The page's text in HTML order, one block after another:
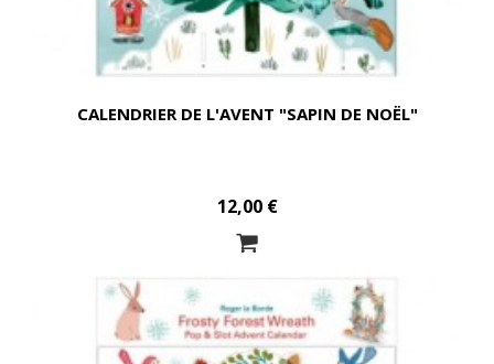
CALENDRIER DE L'AVENT "SAPIN DE NOËL"
12,00 €